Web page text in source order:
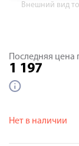
Внешний вид
Последняя
1 197
Нет в наличии